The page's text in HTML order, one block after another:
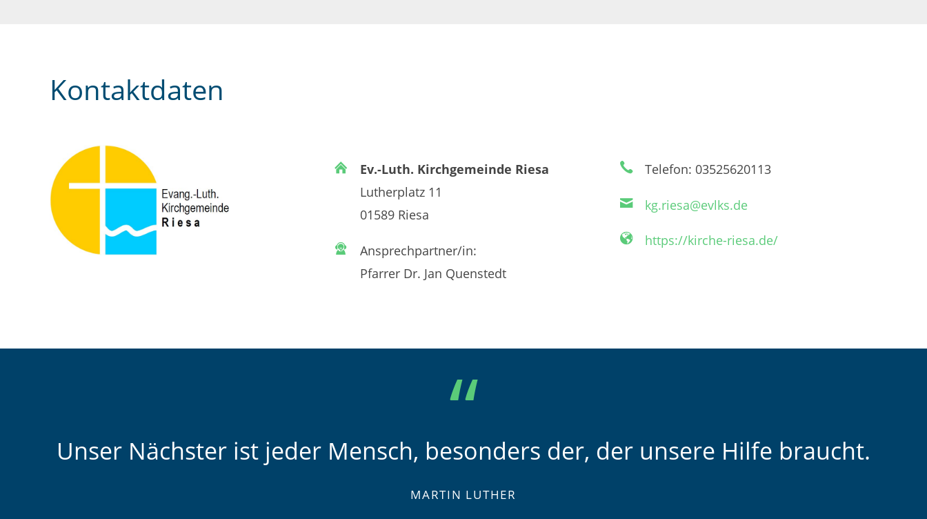
Kontaktdaten
Ev.-Luth. Kirchgemeinde Riesa
Lutherplatz 11
01589 Riesa
Ansprechpartner/in:
Pfarrer Dr. Jan Quenstedt
Telefon: 03525620113
kg.riesa@evlks.de
https://kirche-riesa.de/
Unser Nächster ist jeder Mensch, besonders der, der unsere Hilfe braucht.
MARTIN LUTHER